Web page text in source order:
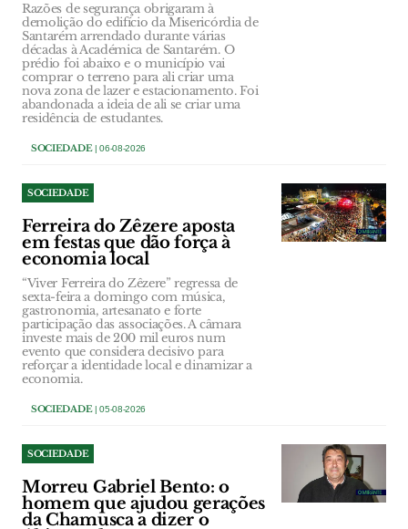
Razões de segurança obrigaram à
demolição do edifício da Misericórdia de
Santarém arrendado durante várias
décadas à Académica de Santarém. O
prédio foi abaixo e o município vai
comprar o terreno para ali criar uma
nova zona de lazer e estacionamento. Foi
abandonada a ideia de ali se criar uma
residência de estudantes.
SOCIEDADE| 06-08-2026
SOCIEDADE
Ferreira do Zêzere aposta
em festas que dão força à
economia local
“Viver Ferreira do Zêzere” regressa de
sexta-feira a domingo com música,
gastronomia, artesanato e forte
participação das associações. A câmara
investe mais de 200 mil euros num
evento que considera decisivo para
reforçar a identidade local e dinamizar a
economia.
SOCIEDADE| 05-08-2026
SOCIEDADE
Morreu Gabriel Bento: o
homem que ajudou gerações
da Chamusca a dizer o